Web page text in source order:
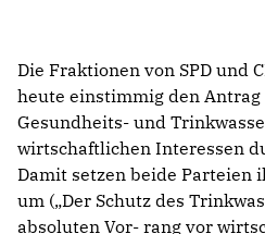
Die Fraktionen von SPD und
heute einstimmig den Antrag
Gesundheits- und
wirtschaftlichen Interessen
Damit setzen beide Parteien
um („Der Schutz des
absoluten Vor- rang vor